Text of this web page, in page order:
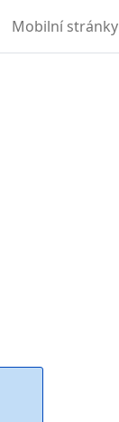
Mobilní stránky